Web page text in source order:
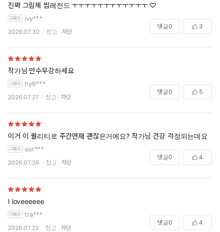
진짜 그림체 씹레전드 ㅜㅜㅜㅜㅜㅜㅜㅜㅜㅜㅜㅜ ♡
ivy***
2026.07.30 신고 차단
댓글0 3
작가님 만수무강하세요
hy6***
2026.07.27 신고 차단
댓글0 5
이거 이 퀄리티로 주간연재 괜찮은거에요? 작가님 건강 걱정되는데요
sor***
2026.07.26 신고 차단
댓글0 4
I loveeeeee
tra***
2026.07.22 신고 차단
댓글0 4